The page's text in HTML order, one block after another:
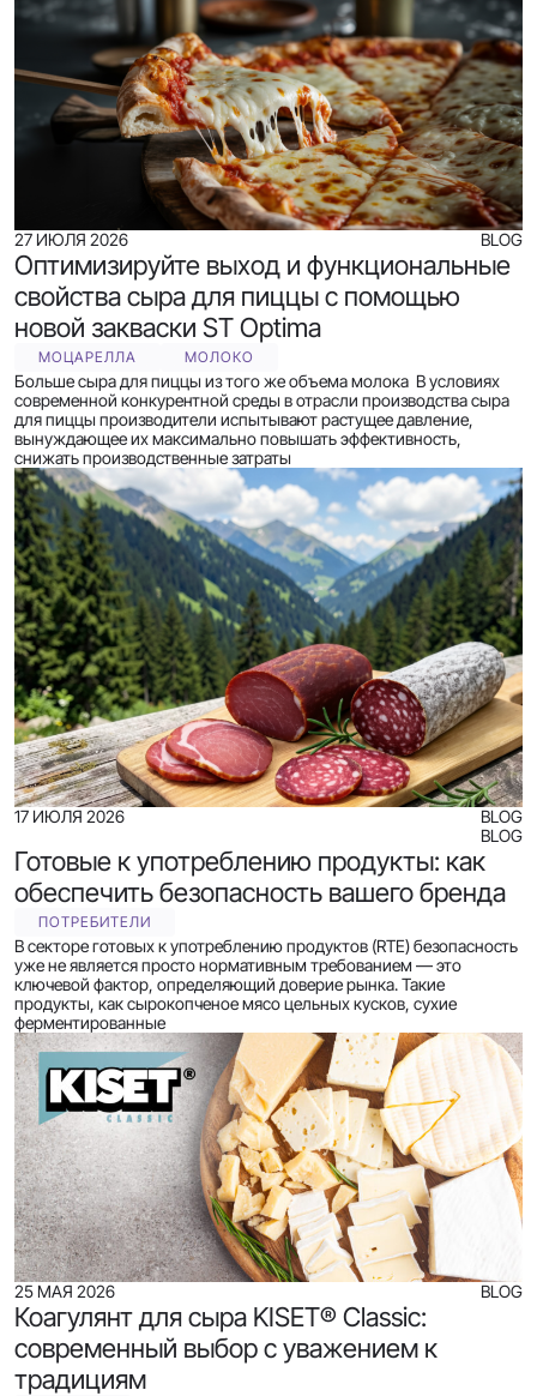
27 ИЮЛЯ 2026 BLOG
Оптимизируйте выход и функциональные
свойства сыра для пиццы с помощью
новой закваски ST Optima
МОЦАРЕЛЛА МОЛОКО
Больше сыра для пиццы из того же объема молока В условиях
современной конкурентной среды в отрасли производства сыра
для пиццы производители испытывают растущее давление,
вынуждающее их максимально повышать эффективность,
снижать производственные затраты
17 ИЮЛЯ 2026
BLOG
BLOG
Готовые к употреблению продукты: как
обеспечить безопасность вашего бренда
ПОТРЕБИТЕЛИ
В секторе готовых к употреблению продуктов (RTE) безопасность
уже не является просто нормативным требованием — это
ключевой фактор, определяющий доверие рынка. Такие
продукты, как сырокопченое мясо цельных кусков, сухие
ферментированные
25 МАЯ 2026 BLOG
Коагулянт для сыра KISET® Classic:
современный выбор с уважением к
традициям